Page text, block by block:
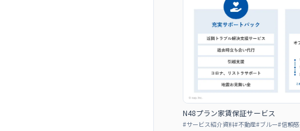
N48プラン家賃保証サービス
#サービス紹介資料#不動産#ブルー#信頼感